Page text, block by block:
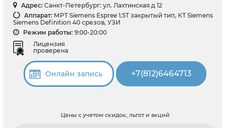
Адрес: Санкт-Петербург: ул. Лахтинская д 12
Аппарат: МРТ Siemens Espree 1.5Т закрытый тип, КТ Siemens
Siemens Definition 40 срезов, УЗИ
Режим работы: 9:00-20:00
Лицензия
проверена
Онлайн запись +7(812)6464713
Цены с учетом скидок, льгот и акций